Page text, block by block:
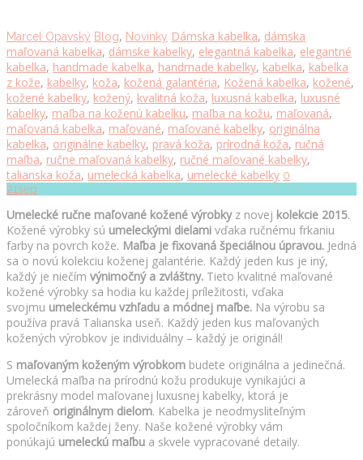
Marcel Opavský Blog, Novinky Dámska kabelka, dámska
maľovaná kabelka, dámske kabelky, elegantná kabelka, elegantné
kabelka, handmade kabelka, handmade kabelky, kabelka, kabelka
z kože, kabelky, koža, kožená galantéria, Kožená kabelka, kožené,
kožené kabelky, kožený, kvalitná koža, luxusná kabelka, luxusné
kabelky, maľba na koženú kabelku, maľba na kožu, maľovaná,
maľovaná kabelka, maľované, maľované kabelky, originálna
kabelka, originálne kabelky, pravá koža, prírodná koža, ručná
maľba, ručne maľovaná kabelky, ručné maľované kabelky,
talianska koža, umelecká kabelka, umelecké kabelky 0
21sep
Umelecké ručne maľované kožené výrobkyz novej kolekcie 2015.
Kožené výrobky sú umeleckými dielami vďaka ručnému frkaniu
farby na povrch kože. Maľba je fixovaná špeciálnou úpravou. Jedná
sa o novú kolekciu koženej galantérie. Každý jeden kus je iný,
každý je niečím výnimočný a zvláštny. Tieto kvalitné maľované
kožené výrobky sa hodia ku každej príležitosti, vďaka
svojmu umeleckému vzhľadu a módnej maľbe. Na výrobu sa
používa pravá Talianska useň. Každý jeden kus maľovaných
kožených výrobkov je individuálny – každý je originál!
S maľovaným koženým výrobkom budete originálna a jedinečná.
Umelecká maľba na prírodnú kožu produkuje vynikajúci a
prekrásny model maľovanej luxusnej kabelky, ktorá je
zároveň originálnym dielom. Kabelka je neodmysliteľným
spoločníkom každej ženy. Naše kožené výrobky vám
ponúkajú umeleckú maľbu a skvele vypracované detaily.